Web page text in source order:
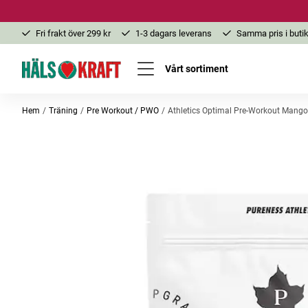
Fri frakt över 299 kr 1-3 dagars leverans Samma pris i
Vårt sortiment
Hem Träning Pre Workout / PWO Athletics Optimal Pre-Workout